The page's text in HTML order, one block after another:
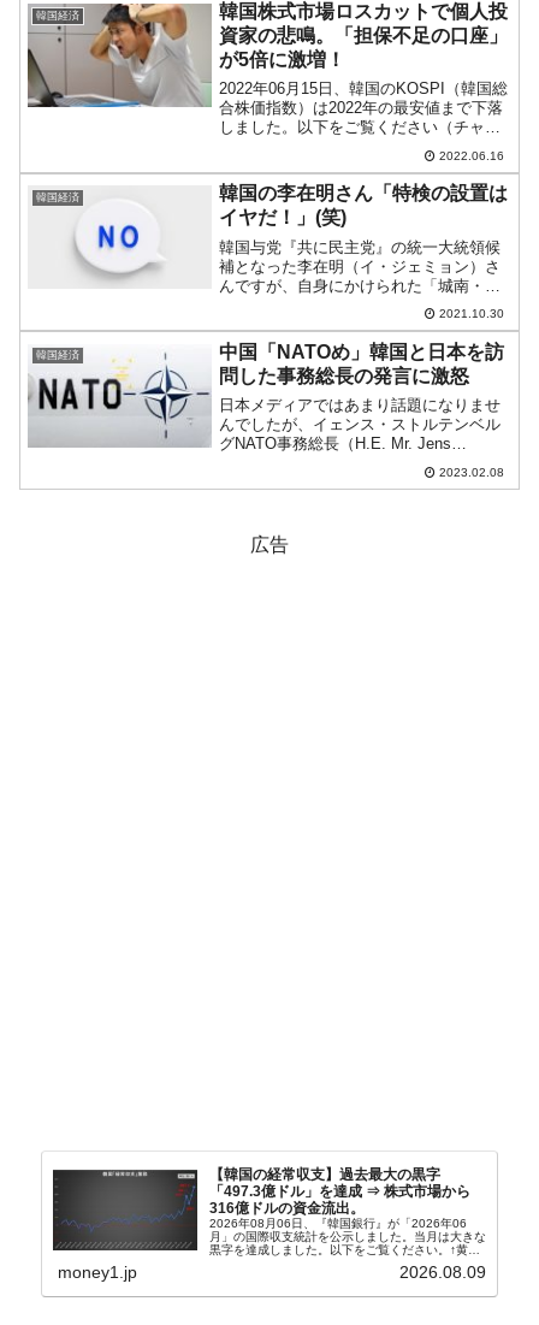
韓国にとっても非常に重要で...
韓国経済
韓国株式市場ロスカットで個人投
資家の悲鳴。「担保不足の口座」
が5倍に激増！
2022年06月15日、韓国のKOSPI（韓国総
合株価指数）は2022年の最安値まで下落
しました。以下をご覧ください（チャー
トは『Investing.com』より引用）。「コ
ロナ禍による天底からの上昇」に対して
の下落で、ついに2020年11...
2022.06.16
韓国経済
韓国の李在明さん「特検の設置は
イヤだ！」(笑)
韓国与党『共に民主党』の統一大統領候
補となった李在明（イ・ジェミョン）さ
んですが、自身にかけられた「城南・大
庄洞（テジャンドン）の開発事業」疑惑
については「自分は一切関係がない」と
突っぱねています。しかし、次々と新証
言が出ており、決定的な証...
2021.10.30
韓国経済
中国「NATOめ」韓国と日本を訪
問した事務総長の発言に激怒
日本メディアではあまり話題になりませ
んでしたが、イェンス・ストルテンベル
グNATO事務総長（H.E. Mr. Jens
Stoltenberg, Secretary General of the
NATO）が日本、韓国を訪問しました。
2023.02.08
広告
【韓国の経常収支】過去最大の黒字
「497.3億ドル」を達成 ⇒ 株式市場から
316億ドルの資金流出。
2026年08月06日、『韓国銀行』が「2026年06
月」の国際収支統計を公示しました。当月は大きな
黒字を達成しました。以下をご覧ください。↑黄色
の経常収支です。2026年06月貿易収支：4...
money1.jp 2026.08.09